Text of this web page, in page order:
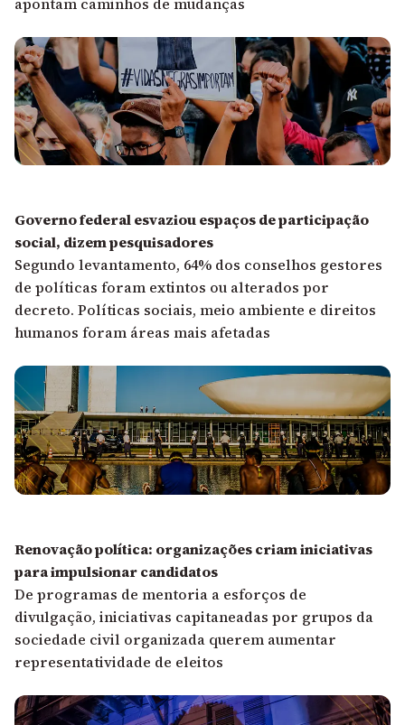
Governo federal esvaziou espaços de participação
social, dizem pesquisadores
Segundo levantamento, 64% dos conselhos gestores
de políticas foram extintos ou alterados por
decreto. Políticas sociais, meio ambiente e direitos
humanos foram áreas mais afetadas
Renovação política: organizações criam iniciativas
para impulsionar candidatos
De programas de mentoria a esforços de
divulgação, iniciativas capitaneadas por grupos da
sociedade civil organizada querem aumentar
representatividade de eleitos